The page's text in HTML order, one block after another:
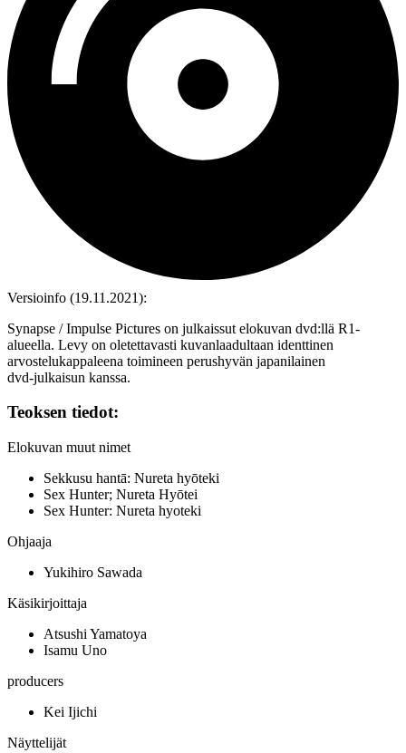
Versioinfo (19.11.2021):
Synapse / Impulse Pictures on julkaissut elokuvan dvd:llä R1-
alueella. Levy on oletettavasti kuvanlaadultaan identtinen
arvostelukappaleena toimineen perushyvän japanilainen
dvd‑julkaisun kanssa.
Teoksen tiedot:
Elokuvan muut nimet
Sekkusu hantā: Nureta hyōteki
Sex Hunter; Nureta Hyōtei
Sex Hunter: Nureta hyoteki
Ohjaaja
Yukihiro Sawada
Käsikirjoittaja
Atsushi Yamatoya
Isamu Uno
producers
Kei Ijichi
Näyttelijät